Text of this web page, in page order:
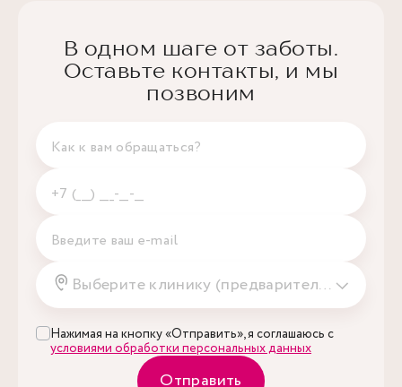
В одном шаге от заботы.
Оставьте контакты, и мы
позвоним
Выберите клинику (предварительно)
Нажимая на кнопку «Отправить», я соглашаюсь с
условиями обработки персональных данных
Отправить